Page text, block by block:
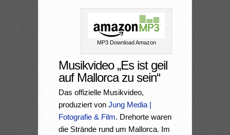
MP3 Download Amazon
Musikvideo „Es ist geil
auf Mallorca zu sein“
Das offizielle Musikvideo,
produziert von Jung Media |
Fotografie & Film. Drehorte waren
die Strände rund um Mallorca. Im